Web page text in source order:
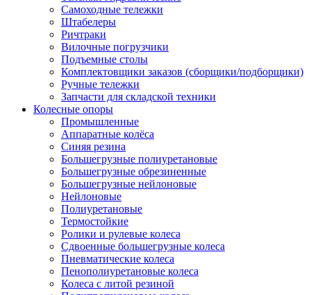
Самоходные тележки
Штабелеры
Ричтраки
Вилочные погрузчики
Подъемные столы
Комплектовщики заказов (сборщики/подборщики)
Ручные тележки
Запчасти для складской техники
Колесные опоры
Промышленные
Аппаратные колёса
Синяя резина
Большегрузные полиуретановые
Большегрузные обрезиненные
Большегрузные нейлоновые
Нейлоновые
Полиуретановые
Термостойкие
Ролики и рулевые колеса
Сдвоенные большегрузные колеса
Пневматические колеса
Пенополиуретановые колеса
Колеса с литой резиной